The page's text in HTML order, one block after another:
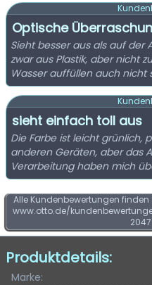
Optische
Sieht besser aus als auf der
zwar aus Plastik, aber nicht
Wasser auffüllen auch
sieht einfach toll aus
Die Farbe ist leicht grünlich,
anderen Geräten, aber das
Verarbeitung haben mich
Alle Kundenbewertungen
www.otto.de/
Produktdetails:
Marke: